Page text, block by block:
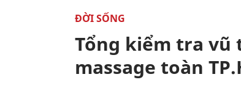
ĐỜI SỐNG
Tổng kiểm tra
massage toàn